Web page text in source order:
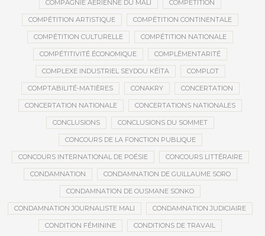
COMPAGNIE AÉRIENNE DU MALI COMPÉTITION
COMPÉTITION ARTISTIQUE COMPÉTITION CONTINENTALE
COMPÉTITION CULTURELLE COMPÉTITION NATIONALE
COMPÉTITIVITÉ ÉCONOMIQUE COMPLÉMENTARITÉ
COMPLEXE INDUSTRIEL SEYDOU KÉÏTA COMPLOT
COMPTABILITÉ-MATIÈRES CONAKRY CONCERTATION
CONCERTATION NATIONALE CONCERTATIONS NATIONALES
CONCLUSIONS CONCLUSIONS DU SOMMET
CONCOURS DE LA FONCTION PUBLIQUE
CONCOURS INTERNATIONAL DE POÉSIE CONCOURS LITTÉRAIRE
CONDAMNATION CONDAMNATION DE GUILLAUME SORO
CONDAMNATION DE OUSMANE SONKO
CONDAMNATION JOURNALISTE MALI CONDAMNATION JUDICIAIRE
CONDITION FÉMININE CONDITIONS DE TRAVAIL